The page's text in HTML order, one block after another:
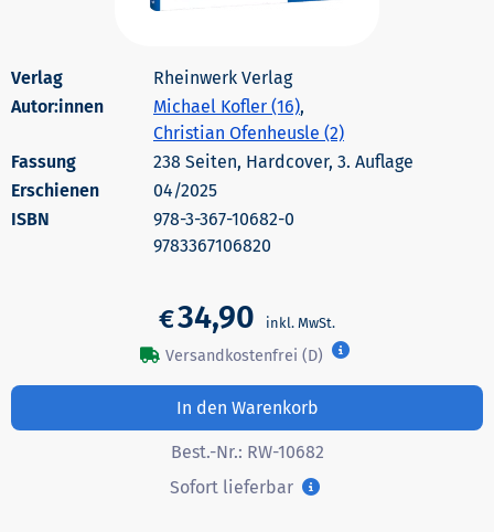
Rheinwerk Verlag
Autor:innen
Michael Kofler (16),
Christian Ofenheusle (2)
238 Seiten, Hardcover, 3. Auflage
Erschienen
04/2025
978-3-367-10682-0
9783367106820
€34,90
Versandkostenfrei (D)
In den Warenkorb
Best.-Nr.: RW-10682
Sofort lieferbar